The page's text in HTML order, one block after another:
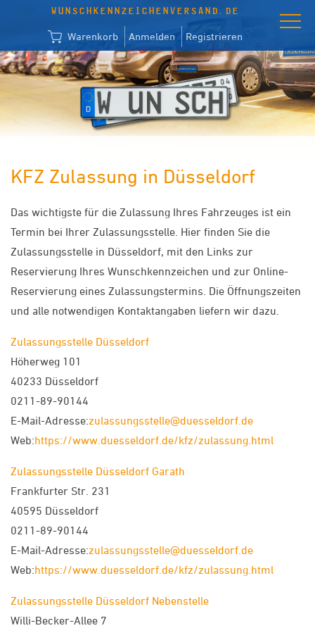
WUNSCHKENNZEICHENVERSAND.DE
Warenkorb Anmelden Registrieren
KFZ Zulassung in Düsseldorf
Das wichtigste für die Zulassung Ihres Fahrzeuges ist ein
Termin bei Ihrer Zulassungsstelle. Hier finden Sie die
Zulassungsstelle in Düsseldorf, mit den Links zur
Reservierung Ihres Wunschkennzeichen und zur Online-
Reservierung eines Zulassungstermins. Die Öffnungszeiten
und alle notwendigen Kontaktangaben liefern wir dazu.
Zulassungsstelle Düsseldorf
Höherweg 101
40233 Düsseldorf
0211-89-90144
E-Mail-Adresse:zulassungsstelle@duesseldorf.de
Web:https://www.duesseldorf.de/kfz/zulassung.html
Zulassungsstelle Düsseldorf Garath
Frankfurter Str. 231
40595 Düsseldorf
0211-89-90144
E-Mail-Adresse:zulassungsstelle@duesseldorf.de
Web:https://www.duesseldorf.de/kfz/zulassung.html
Zulassungsstelle Düsseldorf Nebenstelle
Willi-Becker-Allee 7